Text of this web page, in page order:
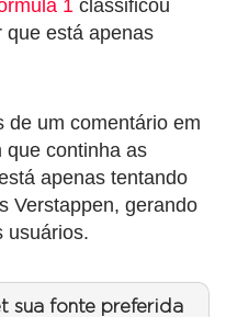
1 classificou
que está apenas
de um comentário em
que continha as
apenas tentando
Verstappen, gerando
usuários.
sua fonte preferida